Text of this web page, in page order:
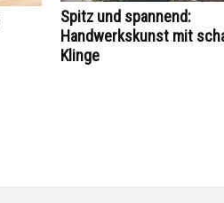
Spitz und spannend:
Handwerkskunst mit
Klinge